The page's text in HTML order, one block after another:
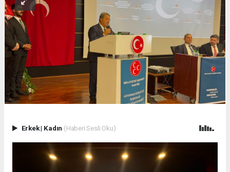
Erkek| Kadın (Haberi Sesli Oku)